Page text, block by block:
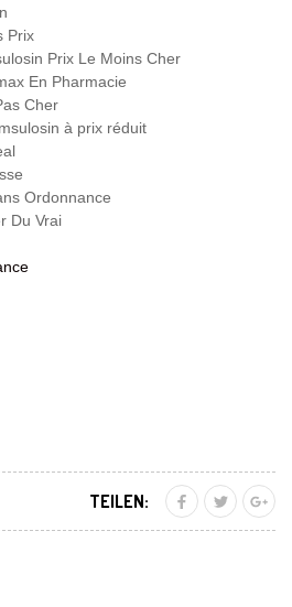
Prix
Prix Le Moins Cher
En Pharmacie
Cher
à prix réduit
Ordonnance
Du Vrai
TEILEN: